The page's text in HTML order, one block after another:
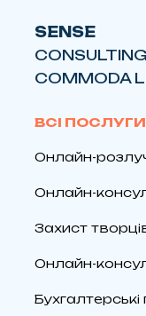
SENSE
COMMODA
ВСІ ПОСЛУГИ
Онлайн-
Онлайн-
Захист
Онлайн-
Бухгалтерські